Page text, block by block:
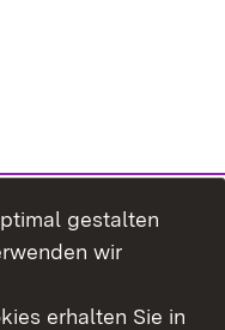
gestalten
wir
erhalten Sie in